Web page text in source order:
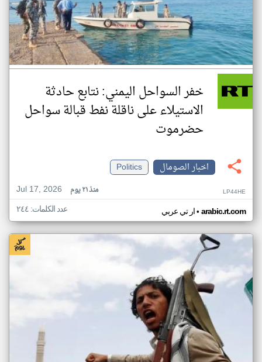
خفر السواحل اليمني: نتابع حادثة
الاستيلاء على ناقلة نفط قبالة سواحل
حضرموت
اخبار الصومال
Politics
Jul 17, 2026
منذ ٢١ يوم LP44HE
ار تي عربي• arabic.rt.com عدد الكلمات: ٢٤٤